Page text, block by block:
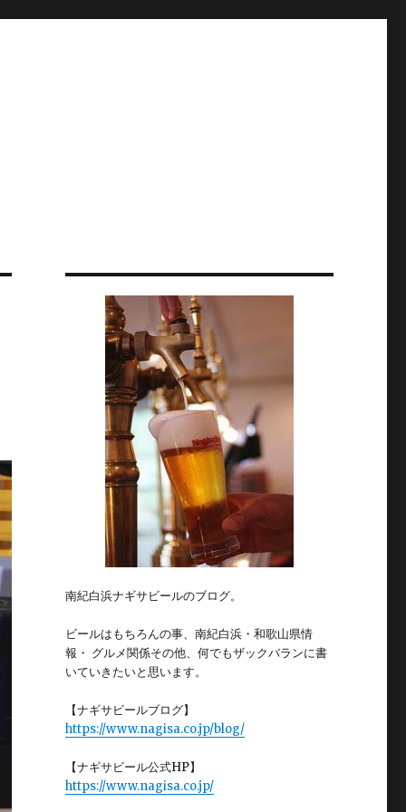
南紀白浜ナギサビールのブログ。
ビールはもちろんの事、南紀白浜・和歌山県情
報・ グルメ関係その他、何でもザックバランに書
いていきたいと思います。
【ナギサビールブログ】
https://www.nagisa.co.jp/blog/
【ナギサビール公式HP】
https://www.nagisa.co.jp/